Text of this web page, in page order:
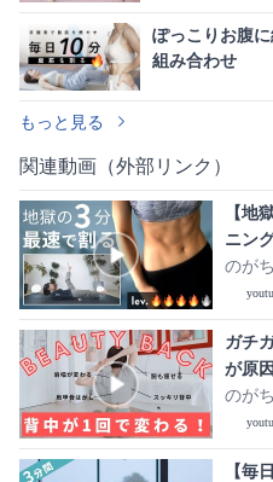
ぽっこりお腹
組み合わせ
もっと見る
関連動画（外部リンク）
【地
ニン
のが
ガチ
が原
変わ
ーニ
のが
【毎